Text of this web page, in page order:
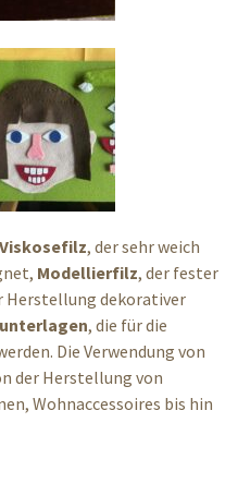
Viskosefilz, der sehr weich
Modellierfilz, der fester
Herstellung dekorativer
, die für die
Die Verwendung von
der Herstellung von
Wohnaccessoires bis hin